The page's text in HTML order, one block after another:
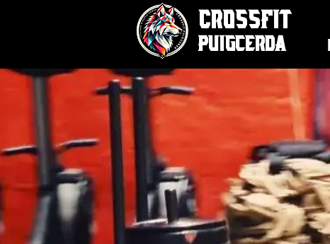
CrossFit
Puigcerda